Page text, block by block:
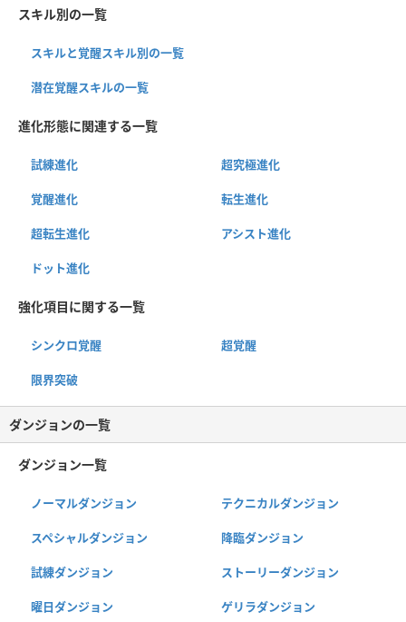
スキル別の一覧
スキルと覚醒スキル別の一覧
潜在覚醒スキルの一覧
進化形態に関連する一覧
試練進化 超究極進化
覚醒進化 転生進化
超転生進化 アシスト進化
ドット進化
強化項目に関する一覧
シンクロ覚醒 超覚醒
限界突破
ダンジョンの一覧
ダンジョン一覧
ノーマルダンジョン テクニカルダンジョン
スペシャルダンジョン 降臨ダンジョン
試練ダンジョン ストーリーダンジョン
曜日ダンジョン ゲリラダンジョン